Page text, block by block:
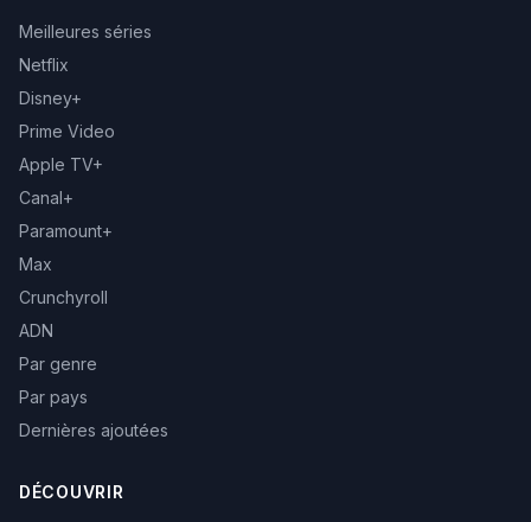
Meilleures séries
Netflix
Disney+
Prime Video
Apple TV+
Canal+
Paramount+
Max
Crunchyroll
ADN
Par genre
Par pays
Dernières ajoutées
DÉCOUVRIR